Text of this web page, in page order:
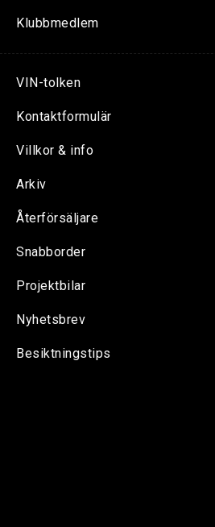
Klubbmedlem
VIN-tolken
Kontaktformulär
Villkor & info
Arkiv
Återförsäljare
Snabborder
Projektbilar
Nyhetsbrev
Besiktningstips